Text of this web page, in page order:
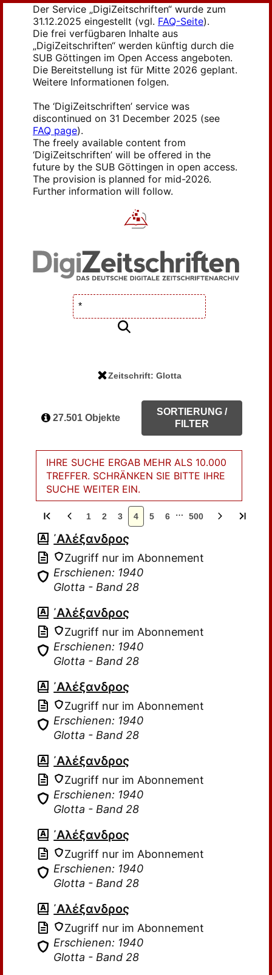
Der Service „DigiZeitschriften“ wurde zum
31.12.2025 eingestellt (vgl. FAQ-Seite).
Die frei verfügbaren Inhalte aus
„DigiZeitschriften“ werden künftig durch die
SUB Göttingen im Open Access angeboten.
Die Bereitstellung ist für Mitte 2026 geplant.
Weitere Informationen folgen.
The ‘DigiZeitschriften’ service was
discontinued on 31 December 2025 (see
FAQ page).
The freely available content from
‘DigiZeitschriften’ will be offered in the
future by the SUB Göttingen in open access.
The provision is planned for mid-2026.
Further information will follow.
Zeitschrift: Glotta
27.501 Objekte
SORTIERUNG /
FILTER
IHRE SUCHE ERGAB MEHR ALS 10.000
TREFFER. SCHRÄNKEN SIE BITTE IHRE
SUCHE WEITER EIN.
1 2 3 4 5 6 … 500
᾽Αλέξανδρος
Zugriff nur im Abonnement
Erschienen: 1940
Glotta - Band 28
᾽Αλέξανδρος
Zugriff nur im Abonnement
Erschienen: 1940
Glotta - Band 28
᾽Αλέξανδρος
Zugriff nur im Abonnement
Erschienen: 1940
Glotta - Band 28
᾽Αλέξανδρος
Zugriff nur im Abonnement
Erschienen: 1940
Glotta - Band 28
᾽Αλέξανδρος
Zugriff nur im Abonnement
Erschienen: 1940
Glotta - Band 28
᾽Αλέξανδρος
Zugriff nur im Abonnement
Erschienen: 1940
Glotta - Band 28